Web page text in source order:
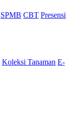
SPMB CBT Presensi
Koleksi Tanaman E-